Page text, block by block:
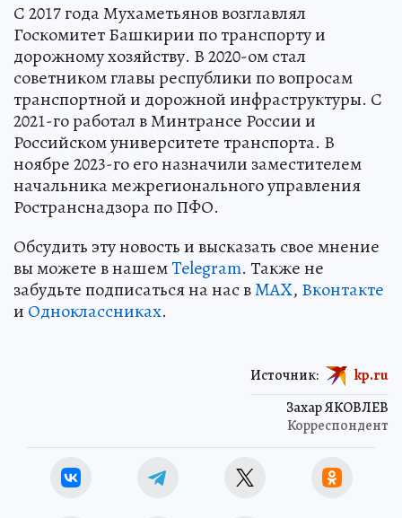
С 2017 года Мухаметьянов возглавлял
Госкомитет Башкирии по транспорту и
дорожному хозяйству. В 2020-ом стал
советником главы республики по вопросам
транспортной и дорожной инфраструктуры. С
2021-го работал в Минтрансе России и
Российском университете транспорта. В
ноябре 2023-го его назначили заместителем
начальника межрегионального управления
Ространснадзора по ПФО.
Обсудить эту новость и высказать свое мнение
вы можете в нашемTelegram. Также не
забудьте подписаться на нас вMAX, Вконтакте
и Одноклассниках.
Захар ЯКОВЛЕВ
Корреспондент
Источник: kp.ru